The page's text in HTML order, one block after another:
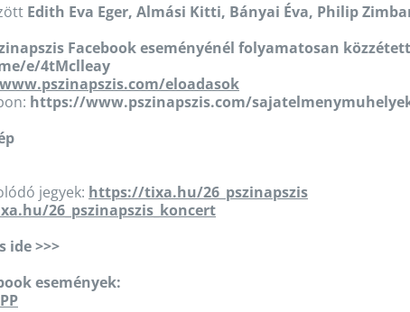
Edith Eva Eger, Almási Kitti, Bányai Éva, Philip
Facebook eseményénél folyamatosan
e/4tMclleay
eloadasok
https://www.pszinapszis.com/
jegyek: https://tixa.hu/26_pszinapszis
26_pszinapszis_koncert
>>>
események: